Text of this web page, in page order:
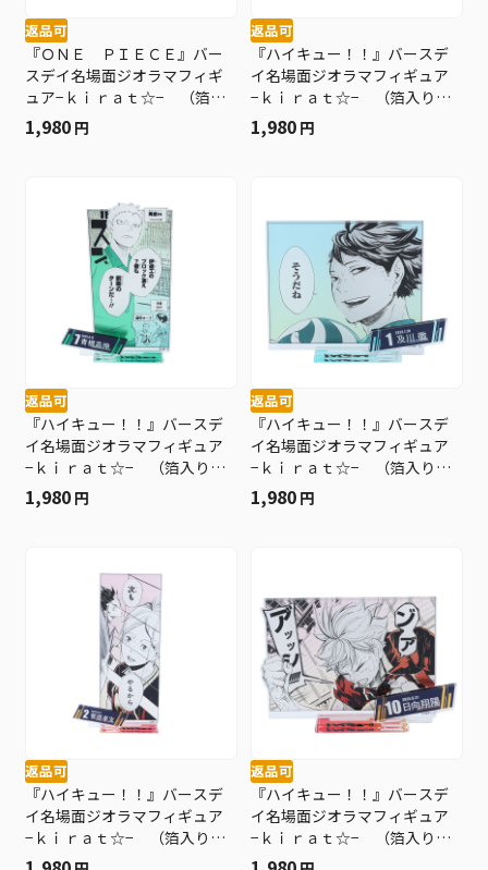
返品可
『ＯＮＥ ＰＩＥＣＥ』バー
スデイ名場面ジオラマフィギ
ュア−ｋｉｒａｔ☆− （箔入
りアクリル） ジュエリー・
ボニー ＢＥ３
1,980 円
返品可
『ハイキュー！！』バースデ
イ名場面ジオラマフィギュア
−ｋｉｒａｔ☆− （箔入りア
クリル） 牛島若利 ＢＥ３
1,980 円
返品可
『ハイキュー！！』バースデ
イ名場面ジオラマフィギュア
−ｋｉｒａｔ☆− （箔入りア
クリル） 青根高伸 ＢＥ３
1,980 円
返品可
『ハイキュー！！』バースデ
イ名場面ジオラマフィギュア
−ｋｉｒａｔ☆− （箔入りア
クリル） 及川徹 ＢＥ３
1,980 円
返品可
『ハイキュー！！』バースデ
イ名場面ジオラマフィギュア
−ｋｉｒａｔ☆− （箔入りア
クリル） 菅原孝支 ＢＥ２
返品可
『ハイキュー！！』バースデ
イ名場面ジオラマフィギュア
−ｋｉｒａｔ☆− （箔入りア
クリル） 日向翔陽 ＢＥ２